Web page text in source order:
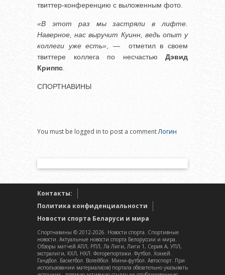
твиттер-конференцию с выложенным фото.
«В этот раз мы застряли в лифте.
Наверное, нас выручит Куинн, ведь опыт у
коллеги уже есть» , — отметил в своем
твиттере коллега по несчастью Дэвид
Криппс
СПОРТНАВИНЫ
You must be logged in to post a commentЛогин
Контакты:
Политика конфиденциальности
Новости спорта Беларуси и мира
Спортнавины © 2012-2026. Новости спорта. Спортивные
новости. Актуальные новости спорта Белоруссии и мира.
Обзоры матчей АПЛ, РПЛ, Ла Лиги, Лиги 1, Серия А, УПЛ,
экстралиги, КХЛ, НХЛ. Фоторепортажи. Футбол. Хоккей.
Гандбол. Баскетбол. Волейбол. Мини-футбол. Автоспорт. При
использовании материала(ов) портала обязательно указывать